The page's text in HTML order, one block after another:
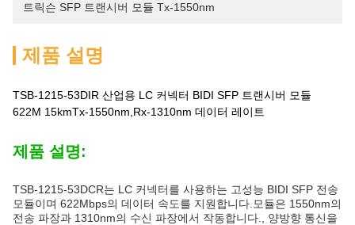
트릭슨 SFP 트랜시버 모듈 Tx-1550nm
제품 설명
TSB-1215-53DIR 산업용 LC 커넥터 BIDI SFP 트랜시버 모듈
622M 15kmTx-1550nm,Rx-1310nm 데이터 레이트
제품 설명:
TSB-1215-53DCR는 LC 커넥터를 사용하는 고성능 BIDI SFP 전송
모듈이며 622Mbps의 데이터 속도를 지원합니다.모듈은 1550nm의
전송 파장과 1310nm의 수신 파장에서 작동합니다., 양방향 통신을